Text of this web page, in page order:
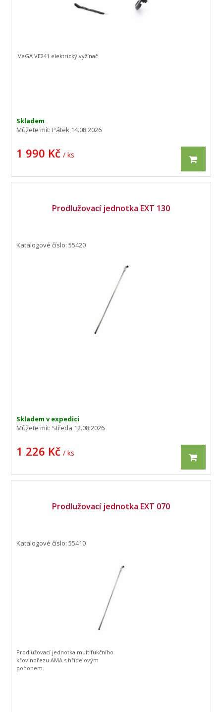
Skladem
Můžete mít:Pátek 14.08.2026
1 990 Kč / ks
VeGA VE241 elektrický vyžínač
Prodlužovací jednotka EXT 130
Katalogové číslo: 55420
Skladem v expedici
Můžete mít: Středa 12.08.2026
1 226 Kč / ks
Prodlužovací jednotka EXT 070
Katalogové číslo: 55410
Prodlužovací jednotka multifukčního
křovinořezu AMA s hřídelovým
pohonem.